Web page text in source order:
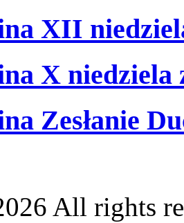
XII
X niedziela
Zesłanie
All rights